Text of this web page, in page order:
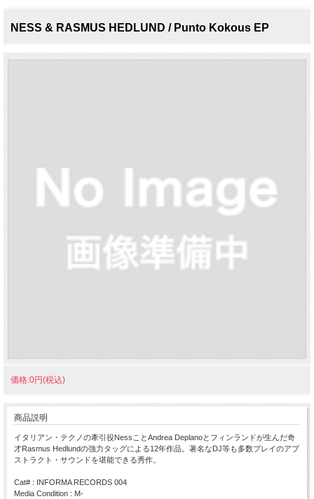
NESS & RASMUS HEDLUND / Punto Kokous EP
価格:0円(税込)
商品説明
イタリアン・テクノの牽引役NessことAndrea Deplanoとフィンランドが生んだ奇
才Rasmus Hedlundの強力タッグによる12年作品。著名なDJ等も多数プレイのアブ
ストラクト・サウンドを堪能できる秀作。
Cat# : INFORMA RECORDS 004
Media Condition : M-